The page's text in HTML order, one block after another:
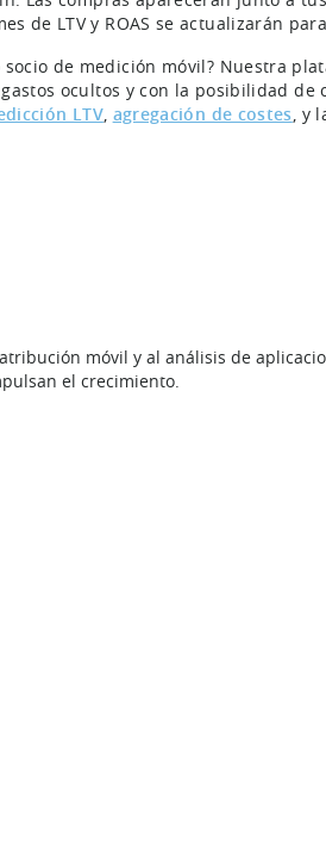
de LTV y ROAS se actualizarán
de medición móvil? Nuestra
ocultos y con la posibilidad
LTV, agregación de costes, y
móvil y al análisis de
el crecimiento.